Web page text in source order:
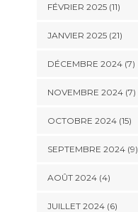
FÉVRIER 2025 (11)
JANVIER 2025 (21)
DÉCEMBRE 2024 (7)
NOVEMBRE 2024 (7)
OCTOBRE 2024 (15)
SEPTEMBRE 2024 (9)
AOÛT 2024 (4)
JUILLET 2024 (6)